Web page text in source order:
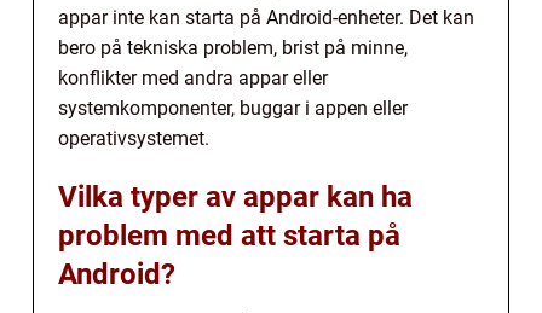
appar inte kan starta på Android-enheter. Det kan
bero på tekniska problem, brist på minne,
konflikter med andra appar eller
systemkomponenter, buggar i appen eller
operativsystemet.
Vilka typer av appar kan ha
problem med att starta på
Android?